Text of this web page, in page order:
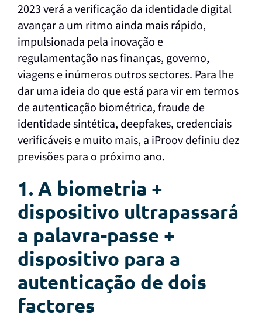
2023 verá a verificação da identidade digital
avançar a um ritmo ainda mais rápido,
impulsionada pela inovação e
regulamentação nas finanças, governo,
viagens e inúmeros outros sectores. Para lhe
dar uma ideia do que está para vir em termos
de autenticação biométrica, fraude de
identidade sintética, deepfakes, credenciais
verificáveis e muito mais, a iProov definiu dez
previsões para o próximo ano.
1. A biometria +
dispositivo ultrapassará
a palavra-passe +
dispositivo para a
autenticação de dois
factores